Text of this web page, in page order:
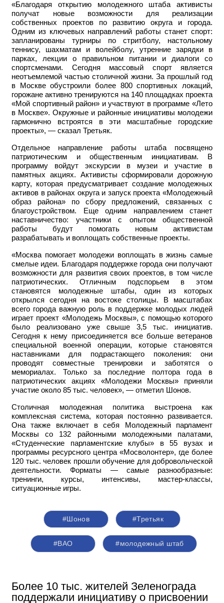
«Благодаря открытию молодежного штаба активисты
получат новые возможности для реализации
собственных проектов по развитию округа и города.
Одним из ключевых направлений работы станет спорт:
запланированы турниры по стритболу, настольному
теннису, шахматам и волейболу, утренние зарядки в
парках, лекции о правильном питании и диалоги со
спортсменами. Сегодня массовый спорт является
неотъемлемой частью столичной жизни. За прошлый год
в Москве обустроили более 800 спортивных локаций,
горожане активно тренируются на 140 площадках проекта
«Мой спортивный район» и участвуют в программе «Лето
в Москве». Окружные и районные инициативы молодежи
гармонично встроятся в эти масштабные городские
проекты», — сказал Третьяк.
Отдельное направление работы штаба посвящено
патриотическим и общественным инициативам. В
программу войдут экскурсии в музеи и участие в
памятных акциях. Активисты сформировали дорожную
карту, которая предусматривает создание молодежных
активов в районах округа и запуск проекта «Молодежный
образ района» по сбору предложений, связанных с
благоустройством. Еще одним направлением станет
наставничество: участники с опытом общественной
работы будут помогать новым активистам
разрабатывать и воплощать собственные проекты.
«Москва помогает молодежи воплощать в жизнь самые
смелые идеи. Благодаря поддержке города они получают
возможности для развития своих проектов, в том числе
патриотических. Отличным подспорьем в этом
становятся молодежные штабы, один из которых
открылся сегодня на востоке столицы. В масштабах
всего города важную роль в поддержке молодых людей
играет проект «Молодежь Москвы», с помощью которого
было реализовано уже свыше 3,5 тыс. инициатив.
Сегодня к нему присоединяется все больше ветеранов
специальной военной операции, которые становятся
наставниками для подрастающего поколения: они
проводят совместные тренировки и заботятся о
мемориалах. Только за последние полтора года в
патриотических акциях «Молодежи Москвы» приняли
участие около 85 тыс. человек», — отметил Шонов.
Столичная молодежная политика выстроена как
комплексная система, которая постоянно развивается.
Она также включает в себя Молодежный парламент
Москвы со 132 районными молодежными палатами,
«Студенческие парламентские клубы» в 55 вузах и
программы ресурсного центра «Мосволонтер», где более
120 тыс. человек прошли обучение для добровольческой
деятельности. Форматы — самые разнообразные:
тренинги, курсы, интенсивы, мастер-классы,
ситуационные игры.
#Шонов #Третьяк
#ВАО #молодежный штаб
Более 10 тыс. жителей Зеленограда
поддержали инициативу о присвоении